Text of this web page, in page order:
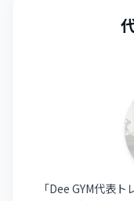
「Dee GYM代表